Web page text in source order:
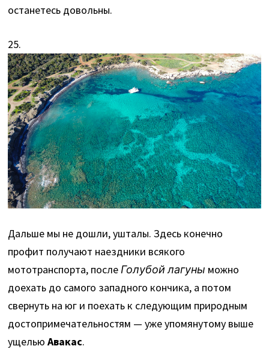
останетесь довольны.
25.
Дальше мы не дошли, ушталы. Здесь конечно
профит получают наездники всякого
мототранспорта, послеГолубой лагуны можно
доехать до самого западного кончика, а потом
свернуть на юг и поехать к следующим природным
достопримечательностям — уже упомянутому выше
ущельюАвакас.